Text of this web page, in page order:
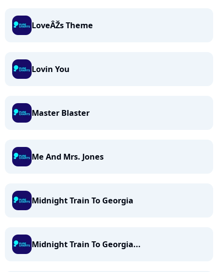
LoveÂŽs Theme
Lovin You
Master Blaster
Me And Mrs. Jones
Midnight Train To Georgia
Midnight Train To Georgia...